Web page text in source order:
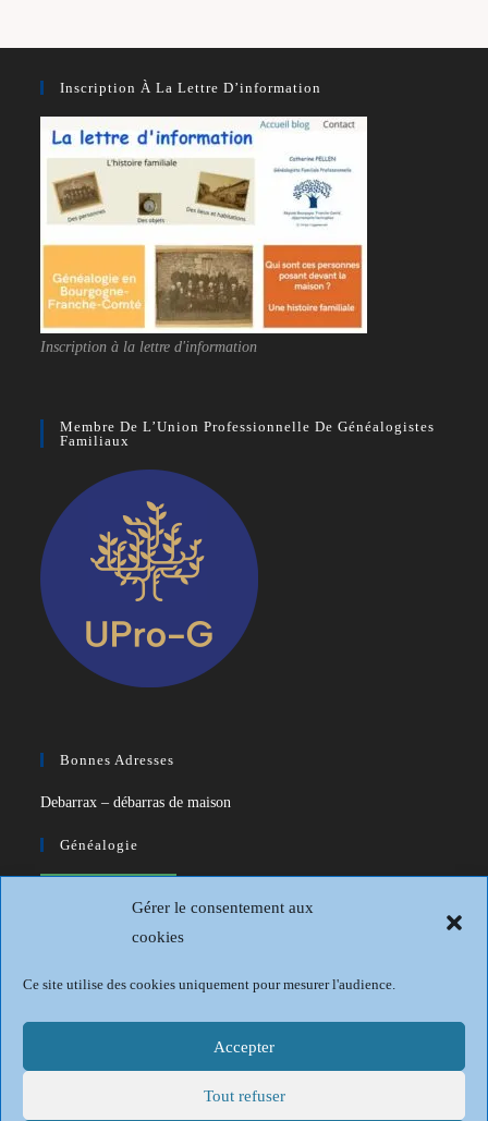
Gérer le consentement aux
cookies
Ce site utilise des cookies uniquement pour mesurer l'audience.
Accepter
Tout refuser
Inscription À La Lettre D’information
Inscription à la lettre d'information
Membre De L’Union Professionnelle De Généalogistes
Familiaux
Bonnes Adresses
Debarrax – débarras de maison
Généalogie
Revue Française de Généalogie